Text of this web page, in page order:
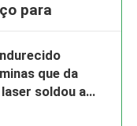
para
que da
soldou a